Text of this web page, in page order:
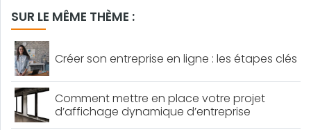
SUR LE MÊME THÈME :
Créer son entreprise en ligne : les étapes clés
Comment mettre en place votre projet
d’affichage dynamique d’entreprise